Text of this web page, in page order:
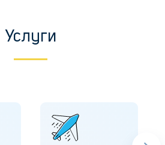
Услуги